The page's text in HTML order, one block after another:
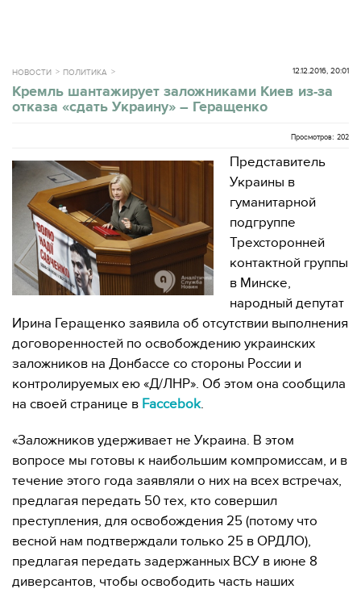
НОВОСТИ ПОЛИТИКА 12.12.2016, 20:01
Кремль шантажирует заложниками Киев из-за
отказа «сдать Украину» – Геращенко
Просмотров: 202
Представитель
Украины в
гуманитарной
подгруппе
Трехсторонней
контактной группы
в Минске,
народный депутат
Ирина Геращенко заявила об отсутствии выполнения
договоренностей по освобождению украинских
заложников на Донбассе со стороны России и
контролируемых ею «Д/ЛНР». Об этом она сообщила
на своей странице в Faccebok.
«Заложников удерживает не Украина. В этом
вопросе мы готовы к наибольшим компромиссам, и в
течение этого года заявляли о них на всех встречах,
предлагая передать 50 тех, кто совершил
преступления, для освобождения 25 (потому что
весной нам подтверждали только 25 в ОРДЛО),
предлагая передать задержанных ВСУ в июне 8
диверсантов, чтобы освободить часть наших